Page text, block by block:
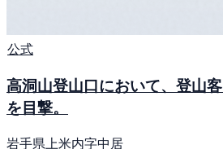
公式
高洞山登山口において、登山
を目撃。
岩手県上米内字中居